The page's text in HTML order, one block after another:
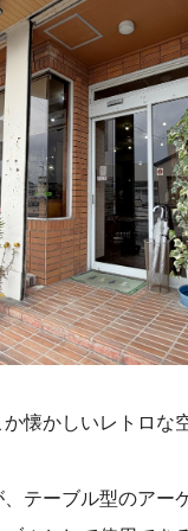
懐かしいレトロな
テーブル型のアー